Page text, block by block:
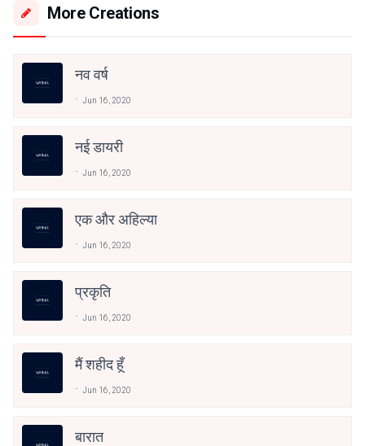
More Creations
नव वर्ष
Jun 16, 2020
नई डायरी
Jun 16, 2020
एक और अहिल्या
Jun 16, 2020
प्रकृति
Jun 16, 2020
मैं शहीद हूँ
Jun 16, 2020
बारात